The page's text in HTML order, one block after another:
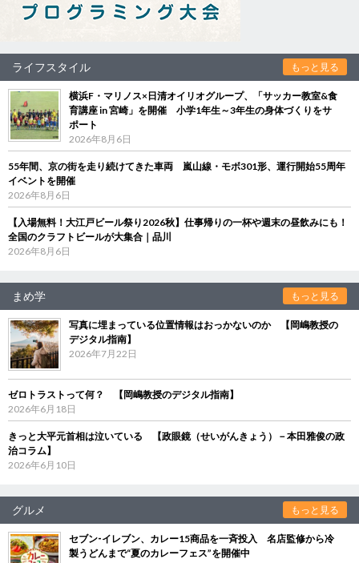
ライフスタイル もっと見る
横浜F・マリノス×日清オイリオグループ、「サッカー教室&食
育講座 in 宮崎」を開催 小学1年生～3年生の身体づくりをサ
ポート
2026年8月6日
55年間、京の街を走り続けてきた車両 嵐山線・モボ301形、運行開始55周年
イベントを開催
2026年8月6日
【入場無料！大江戸ビール祭り2026秋】仕事帰りの一杯や週末の昼飲みにも！
全国のクラフトビールが大集合｜品川
2026年8月6日
まめ学 もっと見る
写真に埋まっている位置情報はおっかないのか 【岡嶋教授の
デジタル指南】
2026年7月22日
ゼロトラストって何？ 【岡嶋教授のデジタル指南】
2026年6月18日
きっと大平元首相は泣いている 【政眼鏡（せいがんきょう）－本田雅俊の政
治コラム】
2026年6月10日
グルメ もっと見る
セブン‐イレブン、カレー15商品を一斉投入 名店監修から冷
製うどんまで“夏のカレーフェス”を開催中